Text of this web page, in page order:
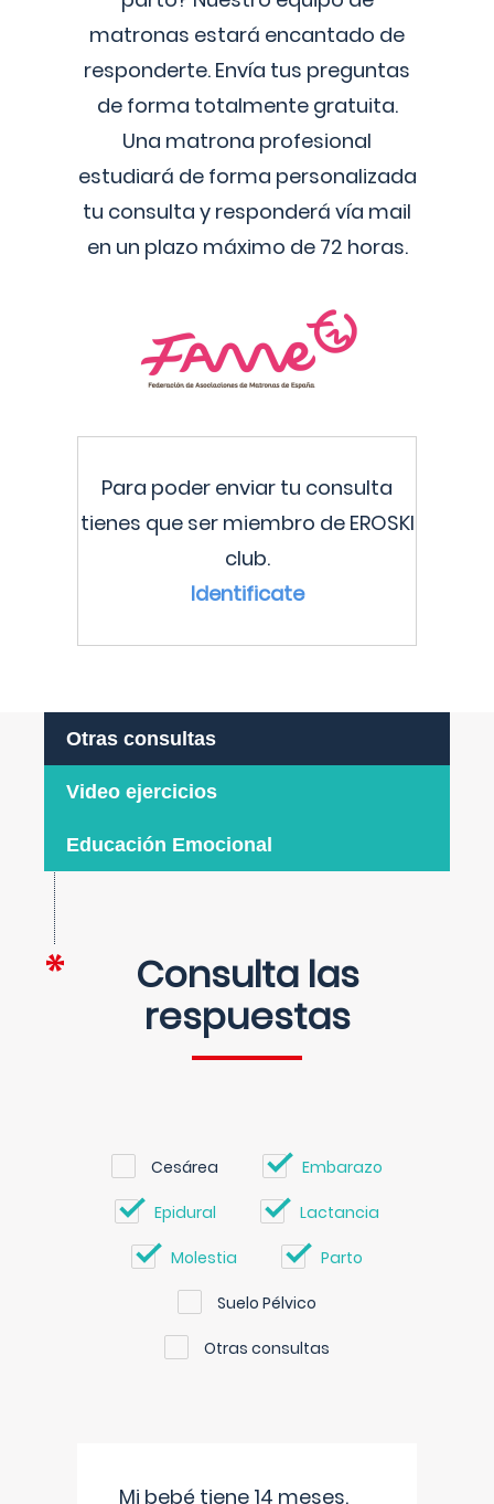
matronas estará encantado de
responderte. Envía tus preguntas
de forma totalmente gratuita.
Una matrona profesional
estudiará de forma personalizada
tu consulta y responderá vía mail
en un plazo máximo de 72 horas.
Para poder enviar tu consulta
tienes que ser miembro de EROSKI
club.
Identificate
Otras consultas
Video ejercicios
Educación Emocional
Consulta las
respuestas
Cesárea Embarazo
Epidural Lactancia
Molestia Parto
Suelo Pélvico
Otras consultas
Mi bebé tiene 14 meses.